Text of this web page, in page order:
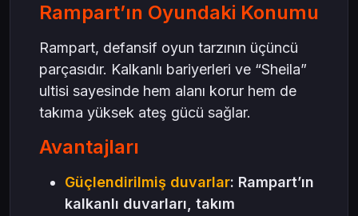
Rampart’ın Oyundaki Konumu
Rampart, defansif oyun tarzının üçüncü
parçasıdır. Kalkanlı bariyerleri ve “Sheila”
ultisi sayesinde hem alanı korur hem de
takıma yüksek ateş gücü sağlar.
Avantajları
Güçlendirilmiş duvarlar: Rampart’ın
kalkanlı duvarları, takım